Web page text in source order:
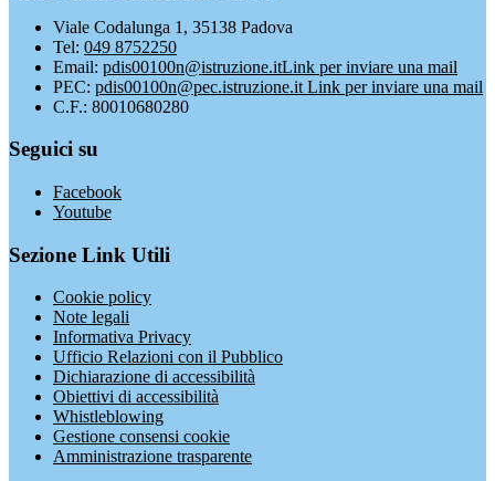
Viale Codalunga 1, 35138 Padova
Tel: 049 8752250
Email: pdis00100n@istruzione.itLink per inviare una mail
PEC: pdis00100n@pec.istruzione.it Link per inviare una mail
C.F.: 80010680280
Seguici su
Facebook
Youtube
Sezione Link Utili
Cookie policy
Note legali
Informativa Privacy
Ufficio Relazioni con il Pubblico
Dichiarazione di accessibilità
Obiettivi di accessibilità
Whistleblowing
Gestione consensi cookie
Amministrazione trasparente